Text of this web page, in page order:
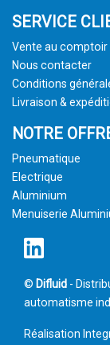
SERVICE
Vente au comptoir
Nous contacter
Conditions
Livraison &
NOTRE
Pneumatique
Electrique
Aluminium
Menuiserie
© Difluid -
automatisme
Réalisation